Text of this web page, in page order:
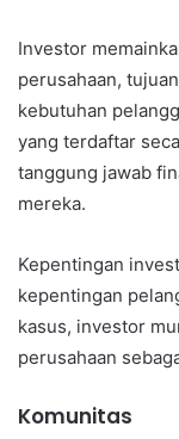
Investor
perusahaan,
kebutuhan
yang terdaftar
tanggung jawab
mereka.
Kepentingan
kepentingan
kasus, investor
perusahaan
Komunitas